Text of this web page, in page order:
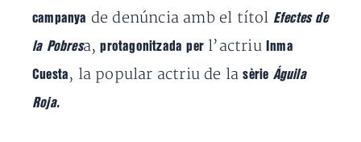
campanya de denúncia amb el títol Efectes de
la Pobresa,protagonitzada per l’actriu Inma
Cuesta , la popular actriu de lasèrie Águila
Roja.